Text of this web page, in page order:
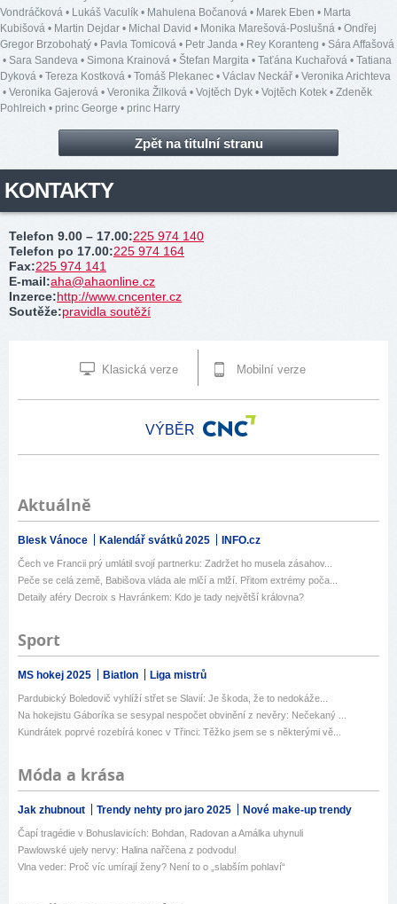
Vondráčková • Lukáš Vaculík • Mahulena Bočanová • Marek Eben • Marta
Kubišová • Martin Dejdar • Michal David • Monika Marešová-Poslušná • Ondřej
Gregor Brzobohatý • Pavla Tomicová • Petr Janda • Rey Koranteng • Sára Affašová
• Sara Sandeva • Simona Krainová • Štefan Margita • Taťána Kuchařová • Tatiana
Dyková • Tereza Kostková • Tomáš Plekanec • Václav Neckář • Veronika Arichteva
• Veronika Gajerová • Veronika Žilková • Vojtěch Dyk • Vojtěch Kotek • Zdeněk
Pohlreich • princ George • princ Harry
Zpět na titulní stranu
KONTAKTY
Telefon 9.00 – 17.00:225 974 140
Telefon po 17.00:225 974 164
Fax:225 974 141
E-mail:aha@ahaonline.cz
Inzerce:http://www.cncenter.cz
Soutěže:pravidla soutěží
Klasická verze Mobilní verze
VÝBĚR
Aktuálně
Blesk Vánoce Kalendář svátků 2025 INFO.cz
Čech ve Francii prý umlátil svojí partnerku: Zadržet ho musela zásahov...
Peče se celá země, Babišova vláda ale mlčí a mlží. Přitom extrémy poča...
Detaily aféry Decroix s Havránkem: Kdo je tady největší královna?
Sport
MS hokej 2025 Biatlon Liga mistrů
Pardubický Boledovič vyhlíží střet se Slavií: Je škoda, že to nedokáže...
Na hokejistu Gáboríka se sesypal nespočet obvinění z nevěry: Nečekaný ...
Kundrátek poprvé rozebírá konec v Třinci: Těžko jsem se s některými vě...
Móda a krása
Jak zhubnout Trendy nehty pro jaro 2025 Nové make-up trendy
Čapí tragédie v Bohuslavicích: Bohdan, Radovan a Amálka uhynuli
Pawlowské ujely nervy: Halina nařčena z podvodu!
Vlna veder: Proč víc umírají ženy? Není to o „slabším pohlaví“